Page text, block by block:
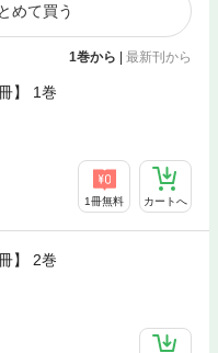
めて買う
1巻から | 最新刊から
】 1巻
1冊無料 カートへ
】 2巻